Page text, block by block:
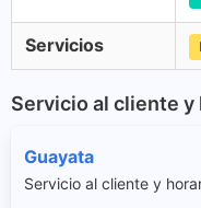
Servicios
Servicio al cliente y
Guayata
Servicio al cliente y